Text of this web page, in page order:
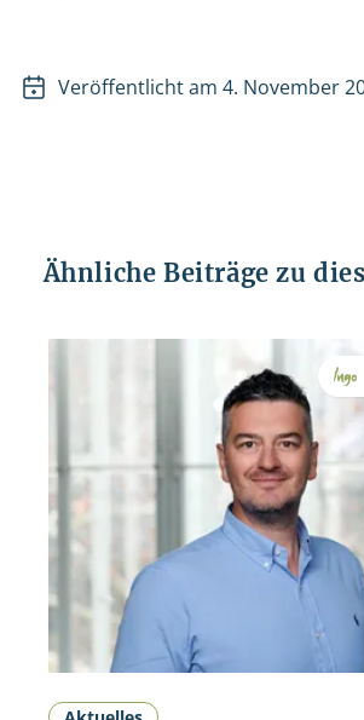
Veröffentlicht am 4. November
Ähnliche Beiträge zu